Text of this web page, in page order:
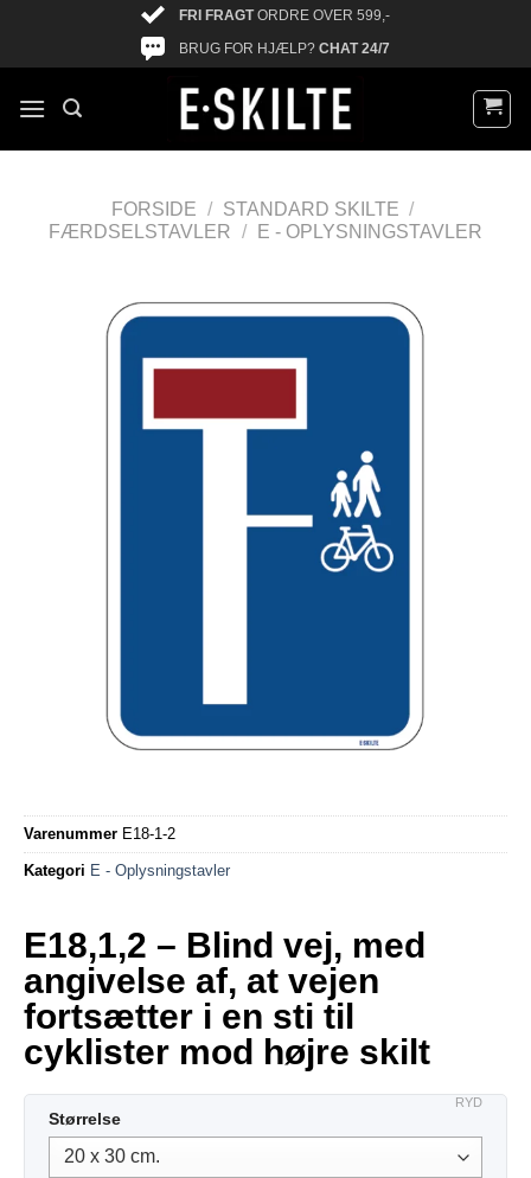
FRI FRAGTORDRE OVER 599,-
BRUG FOR HJÆLP? CHAT 24/7
FORSIDE / STANDARD SKILTE /
FÆRDSELSTAVLER / E - OPLYSNINGSTAVLER
Varenummer E18-1-2
Kategori E - Oplysningstavler
E18,1,2 – Blind vej, med
angivelse af, at vejen
fortsætter i en sti til
cyklister mod højre skilt
Størrelse
RYD